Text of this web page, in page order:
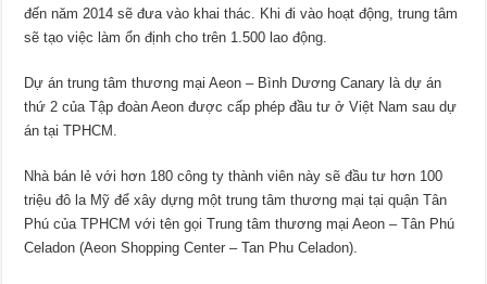
đến năm 2014 sẽ đưa vào khai thác. Khi đi vào hoạt động, trung tâm
sẽ tạo việc làm ổn định cho trên 1.500 lao động.
Dự án trung tâm thương mại Aeon – Bình Dương Canary là dự án
thứ 2 của Tập đoàn Aeon được cấp phép đầu tư ở Việt Nam sau dự
án tại TPHCM.
Nhà bán lẻ với hơn 180 công ty thành viên này sẽ đầu tư hơn 100
triệu đô la Mỹ để xây dựng một trung tâm thương mại tại quận Tân
Phú của TPHCM với tên gọi Trung tâm thương mại Aeon – Tân Phú
Celadon (Aeon Shopping Center – Tan Phu Celadon).